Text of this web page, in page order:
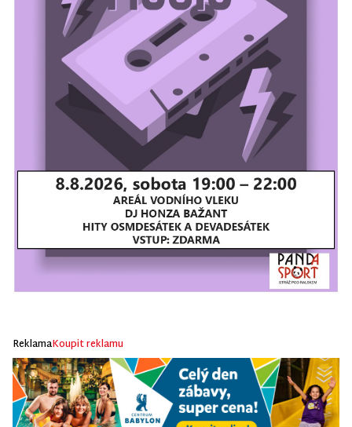
ReklamaKoupit reklamu